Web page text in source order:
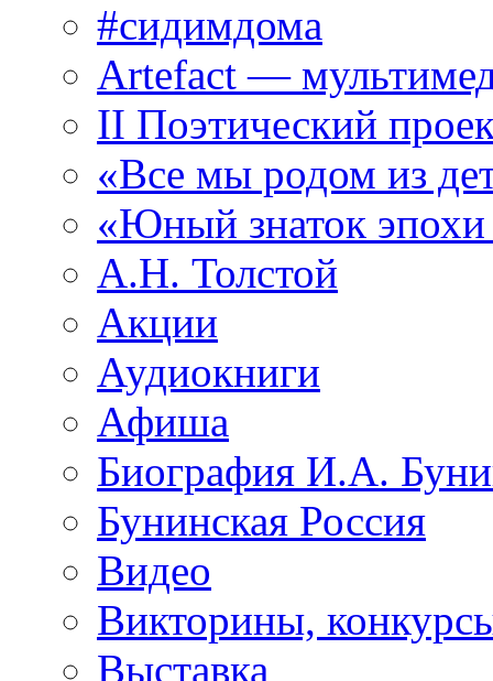
#сидимдома
Artefact —
II Поэтический
«Все мы родом из
«Юный знаток
А.Н. Толстой
Акции
Аудиокниги
Афиша
Биография И.А.
Бунинская Россия
Видео
Викторины,
Выставка